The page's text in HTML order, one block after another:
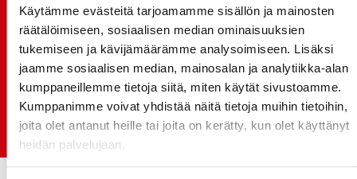
Käytämme evästeitä tarjoamamme sisällön ja mainosten
räätälöimiseen, sosiaalisen median ominaisuuksien
tukemiseen ja kävijämäärämme analysoimiseen. Lisäksi
jaamme sosiaalisen median, mainosalan ja analytiikka-alan
kumppaneillemme tietoja siitä, miten käytät sivustoamme.
Kumppanimme voivat yhdistää näitä tietoja muihin tietoihin,
joita olet antanut heille tai joita on kerätty, kun olet käyttänyt
heidän palvelujaan.
15.07.
Rinta-Joupin Autoliike jatkaa Sportin
pääyhteistyökumppanina Superkaudella – jatkoa
monikymmenvuotiselle yhteistyölle
06.07.
Early Bird-lippupaketit nyt myynnissä! - näe
Jokerit-matsi ja useat muut